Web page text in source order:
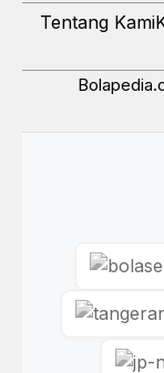
Tentang Kami